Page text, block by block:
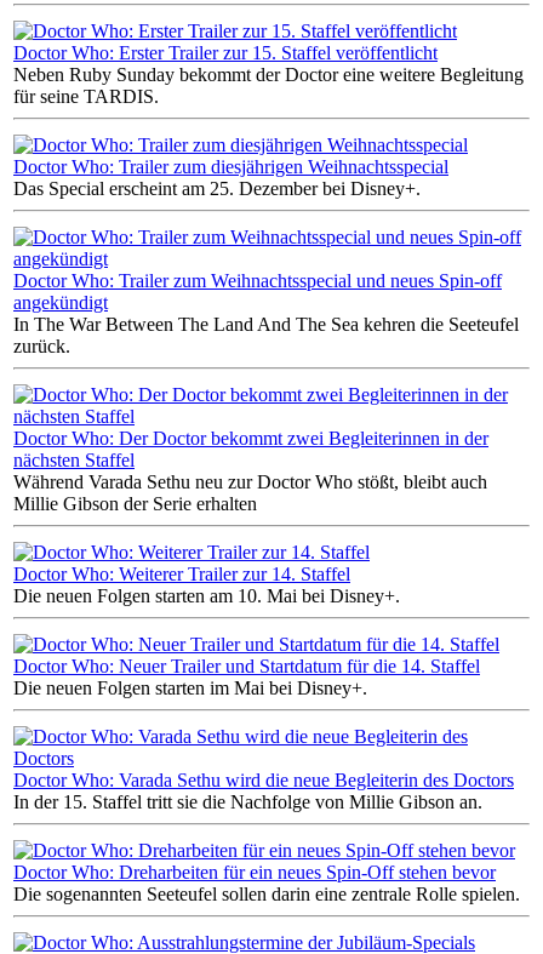
Doctor Who: Erster Trailer zur 15. Staffel veröffentlicht
Neben Ruby Sunday bekommt der Doctor eine weitere Begleitung
für seine TARDIS.
Doctor Who: Trailer zum diesjährigen Weihnachtsspecial
Das Special erscheint am 25. Dezember bei Disney+.
Doctor Who: Trailer zum Weihnachtsspecial und neues Spin-off
angekündigt
In The War Between The Land And The Sea kehren die Seeteufel
zurück.
Doctor Who: Der Doctor bekommt zwei Begleiterinnen in der
nächsten Staffel
Während Varada Sethu neu zur Doctor Who stößt, bleibt auch
Millie Gibson der Serie erhalten
Doctor Who: Weiterer Trailer zur 14. Staffel
Die neuen Folgen starten am 10. Mai bei Disney+.
Doctor Who: Neuer Trailer und Startdatum für die 14. Staffel
Die neuen Folgen starten im Mai bei Disney+.
Doctor Who: Varada Sethu wird die neue Begleiterin des Doctors
In der 15. Staffel tritt sie die Nachfolge von Millie Gibson an.
Doctor Who: Dreharbeiten für ein neues Spin-Off stehen bevor
Die sogenannten Seeteufel sollen darin eine zentrale Rolle spielen.